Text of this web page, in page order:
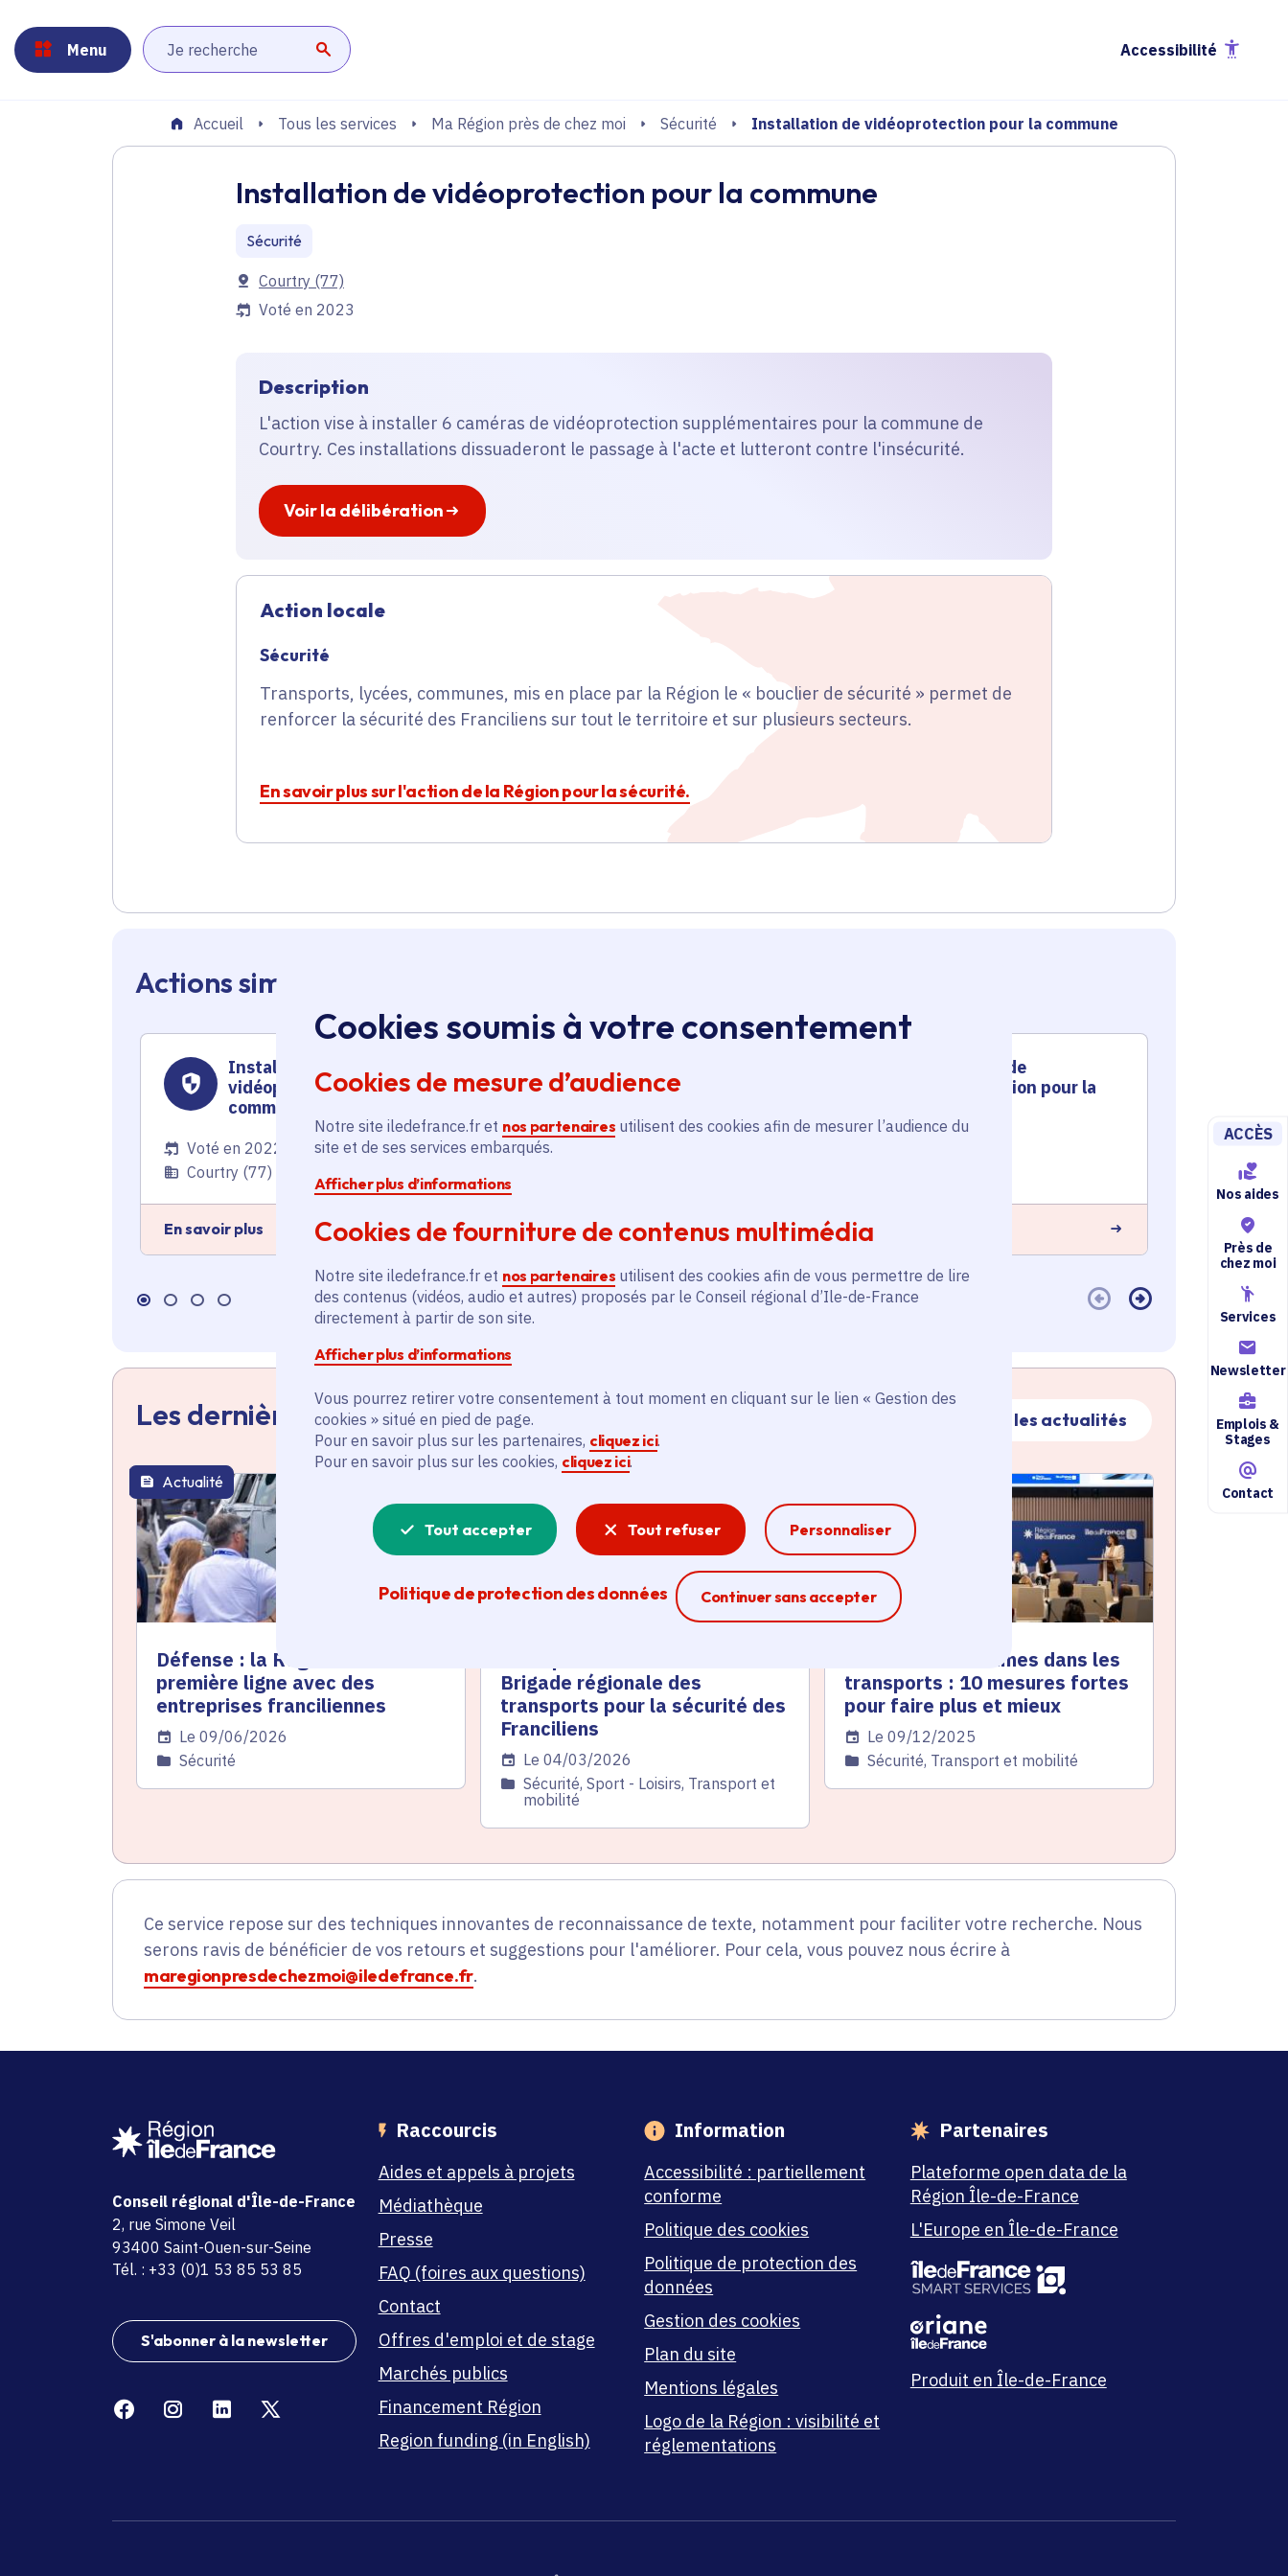
Cookies soumis à votre consentement
Cookies de mesure d’audience
Notre site iledefrance.fr et nos partenaires utilisent des cookies afin de mesurer l’audience du
site et de ses services embarqués.
Afficher plus d’informations
Cookies de fourniture de contenus multimédia
Notre site iledefrance.fr et nos partenaires utilisent des cookies afin de vous permettre de lire
des contenus (vidéos, audio et autres) proposés par le Conseil régional d’Ile-de-France
directement à partir de son site.
Afficher plus d’informations
Vous pourrez retirer votre consentement à tout moment en cliquant sur le lien « Gestion des
cookies » situé en pied de page.
Pour en savoir plus sur les partenaires, cliquez ici.
Pour en savoir plus sur les cookies, cliquez ici.
Tout accepter Tout refuser Personnaliser
Politique de protection des données Continuer sans accepter
Ferme la modale
Menu
Lancer la recherche Accessibilité
Accueil Tous les services Ma Région près de chez moi Sécurité Installation de vidéoprotection pour la commune
ACCÈS
Nos aides
Près de
chez moi
Services
Newsletter
Emplois &
Stages
Contact
Installation de vidéoprotection pour la commune
Sécurité
Communes
Courtry (77)
Voté en 2023
Description
L'action vise à installer 6 caméras de vidéoprotection supplémentaires pour la commune de
Courtry. Ces installations dissuaderont le passage à l'acte et lutteront contre l'insécurité.
Voir la délibération
Action locale
Sécurité
Transports, lycées, communes, mis en place par la Région le « bouclier de sécurité » permet de
renforcer la sécurité des Franciliens sur tout le territoire et sur plusieurs secteurs.
En savoir plus sur l'action de la Région pour la sécurité.
Actions similaires en Île-de-France
Installation de
vidéoprotection pour la
commune
Voté en 2022
Courtry (77)
En savoir plus
vidéoprotection pour la
Voté en 2021
En savoir plus
Installation de
vidéoprotection pour la
En savoir plus
Courtry
En savoir plus
Les dernières actualités Toutes les actualités
thématique active
Actualité
Défense : la Région en
première ligne avec des
entreprises franciliennes
Date de l'arrêté
Le 09/06/2026
Catégorie
Sécurité
Brigade régionale des
transports pour la sécurité des
Franciliens
Date de l'arrêté
Le 04/03/2026
Catégorie
Sécurité, Sport - Loisirs, Transport et
mobilité
Sécurité des femmes dans les
transports : 10 mesures fortes
pour faire plus et mieux
Date de l'arrêté
Le 09/12/2025
Catégorie
Sécurité, Transport et mobilité
Ce service repose sur des techniques innovantes de reconnaissance de texte, notamment pour faciliter votre recherche. Nous
serons ravis de bénéficier de vos retours et suggestions pour l'améliorer. Pour cela, vous pouvez nous écrire à
maregionpresdechezmoi@iledefrance.fr.
Conseil régional d'Île-de-France
adresse
2, rue Simone Veil
code postal et commune
93400 Saint-Ouen-sur-Seine
Tél. : +33 (0)1 53 85 53 85
S'abonner à la newsletter
FacebookInstagramLinkedin
Raccourcis
Aides et appels à projets
Médiathèque
Presse
FAQ (foires aux questions)
Contact
Offres d'emploi et de stage
Marchés publics
Financement Région
Region funding (in English)
Information
Accessibilité : partiellement
conforme
Politique des cookies
Politique de protection des
données
Gestion des cookies
Plan du site
Mentions légales
Logo de la Région : visibilité et
réglementations
Partenaires
Plateforme open data de la
Région Île-de-France
L'Europe en Île-de-France
Produit en Île-de-France